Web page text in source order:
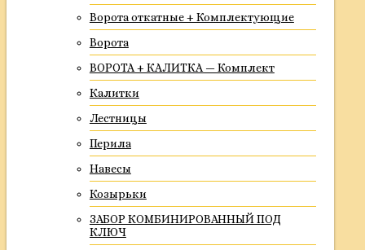
Ворота откатные + Комплектующие
Ворота
ВОРОТА + КАЛИТКА — Комплект
Калитки
Лестницы
Перила
Навесы
Козырьки
ЗАБОР КОМБИНИРОВАННЫЙ ПОД
КЛЮЧ